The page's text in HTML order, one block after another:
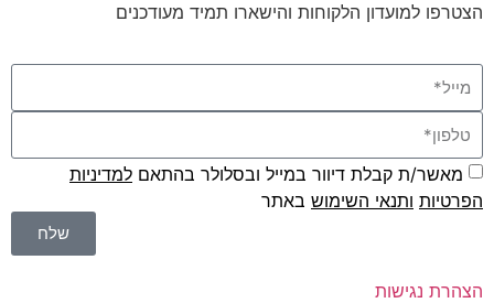
הצטרפו למועדון הלקוחות והישארו תמיד מעודכנים
מאשר/ת קבלת דיוור במייל ובסלולר בהתאם למדיניות
הפרטיות ותנאי השימוש באתר
שלח
הצהרת נגישות